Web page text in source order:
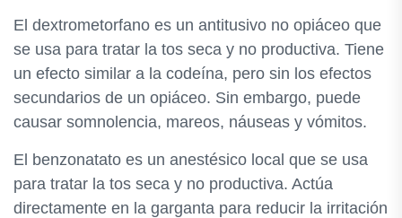
El dextrometorfano es un antitusivo no opiáceo que
se usa para tratar la tos seca y no productiva. Tiene
un efecto similar a la codeína, pero sin los efectos
secundarios de un opiáceo. Sin embargo, puede
causar somnolencia, mareos, náuseas y vómitos.
El benzonatato es un anestésico local que se usa
para tratar la tos seca y no productiva. Actúa
directamente en la garganta para reducir la irritación